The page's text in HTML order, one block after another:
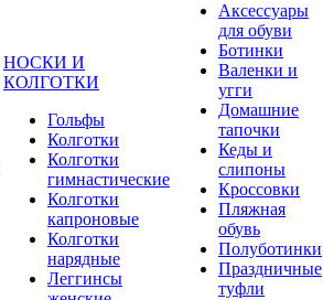
НОСКИ И
КОЛГОТКИ
Гольфы
Колготки
Колготки
гимнастические
Колготки
капроновые
Колготки
нарядные
Леггинсы
Аксессуары
для обуви
Ботинки
Валенки и
угги
Домашние
тапочки
Кеды и
слипоны
Кроссовки
Пляжная
обувь
Полуботинки
Праздничные
туфли